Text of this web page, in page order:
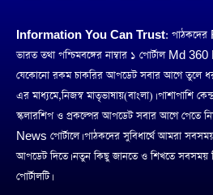
Information You Can Trust: পাঠকদের
ভারত তথা পশ্চিমবঙ্গের নাম্বার ১ পোর্টাল Md
যেকোনো রকম চাকরির আপডেট সবার আগে তুলে
এর মাধ্যমে,নিজস্ব মাতৃভাষায়(বাংলা)। পাশাপাশি
স্কলারশিপ ও প্রকল্পের আপডেট সবার আগে পেতে
News পোর্টালে। পাঠকদের সুবিধার্থে আমরা
আপডেট দিতে। নতুন কিছু জানতে ও শিখতে
পোর্টালটি।